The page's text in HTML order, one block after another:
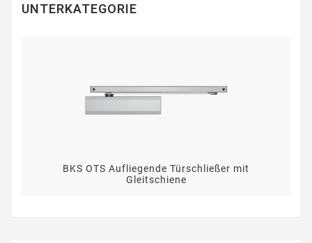
UNTERKATEGORIE
BKS OTS Aufliegende Türschließer mit
Gleitschiene